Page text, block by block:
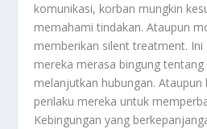
komunikasi, korban mungkin
memahami tindakan. Ataupun
memberikan silent treatment. Ini
mereka merasa bingung tentang
melanjutkan hubungan.
perilaku mereka untuk
Kebingungan yang